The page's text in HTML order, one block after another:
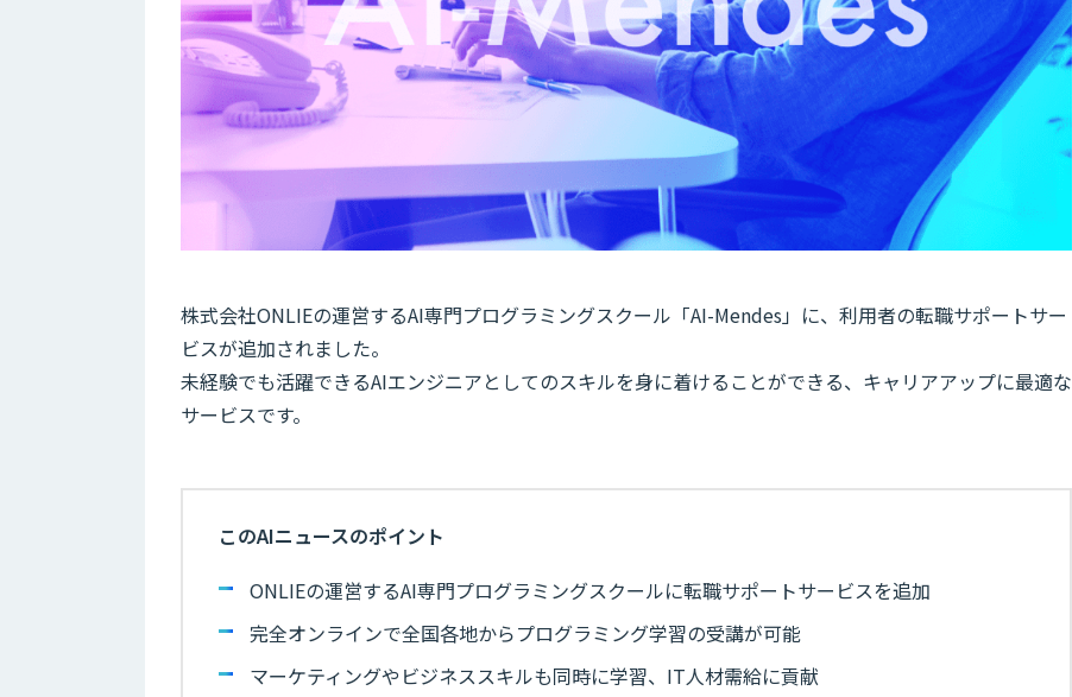
株式会社ONLIEの運営するAI専門プログラミングスクール「AI-Mendes」に、利用者の転職サポートサー
ビスが追加されました。
未経験でも活躍できるAIエンジニアとしてのスキルを身に着けることができる、キャリアアップに最適な
サービスです。
このAIニュースのポイント
ONLIEの運営するAI専門プログラミングスクールに転職サポートサービスを追加
完全オンラインで全国各地からプログラミング学習の受講が可能
マーケティングやビジネススキルも同時に学習、IT人材需給に貢献